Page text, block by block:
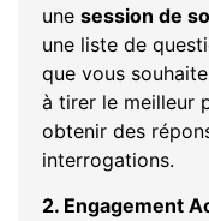
une session de
une liste de
que vous
à tirer le meilleur
obtenir des
interrogations.
2. Engagement